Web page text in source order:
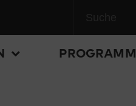
PROGRAMM